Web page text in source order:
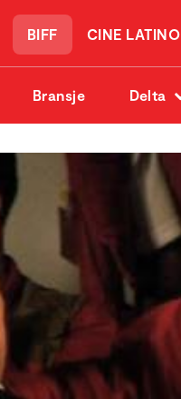
BIFF CINE LATINO
Bransje Delta